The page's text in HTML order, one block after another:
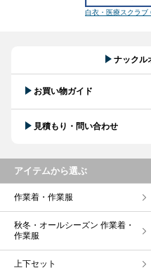
白衣・医療スクラブ
ナックル
お買い物ガイド
見積もり・問い合わせ
アイテムから選ぶ
作業着・作業服
秋冬・オールシーズン 作業着・
作業服
上下セット